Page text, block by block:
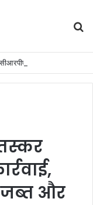
जब्त और